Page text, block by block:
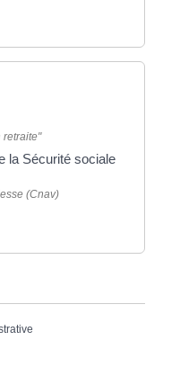
retraite"
la Sécurité sociale
(Cnav)